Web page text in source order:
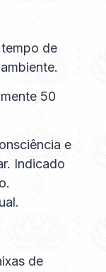
de
50
e
Indicado
de